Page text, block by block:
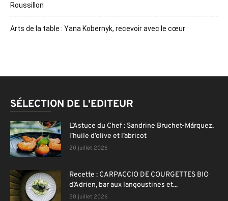
Roussillon
Arts de la table : Yana Kobernyk, recevoir avec le cœur
SÉLECTION DE L'EDITEUR
L’Astuce du Chef : Sandrine Bruchet-Márquez,
l’huile d’olive et l’abricot
20 juillet 2026
Recette : CARPACCIO DE COURGETTES BIO
d’Adrien, bar aux langoustines et...
20 juillet 2026